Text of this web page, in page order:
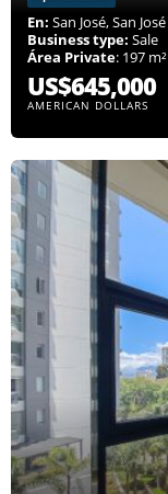
En: San José, San José
Business type: Sale
Área Private: 197 m²
US$645,000
AMERICAN DOLLARS